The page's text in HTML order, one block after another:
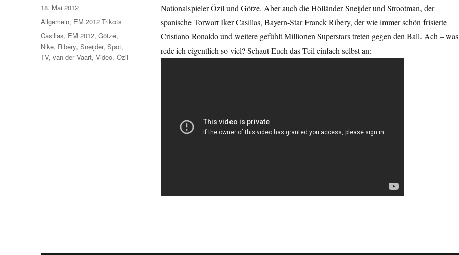
Nationalspieler Özil und Götze. Aber auch die Hölländer Sneijder und Strootman, der
spanische Torwart Iker Casillas, Bayern-Star Franck Ribery, der wie immer schön frisierte
Cristiano Ronaldo und weitere gefühlt Millionen Superstars treten gegen den Ball. Ach – was
rede ich eigentlich so viel? Schaut Euch das Teil einfach selbst an:
Veröffentlicht
am
18. Mai 2012
Kategorien
Allgemein, EM 2012 Trikots
Schlagwörter
Casillas, EM 2012,Götze,
Nike, Ribery,Sneijder,Spot,
TV,van der Vaart,Video,Özil